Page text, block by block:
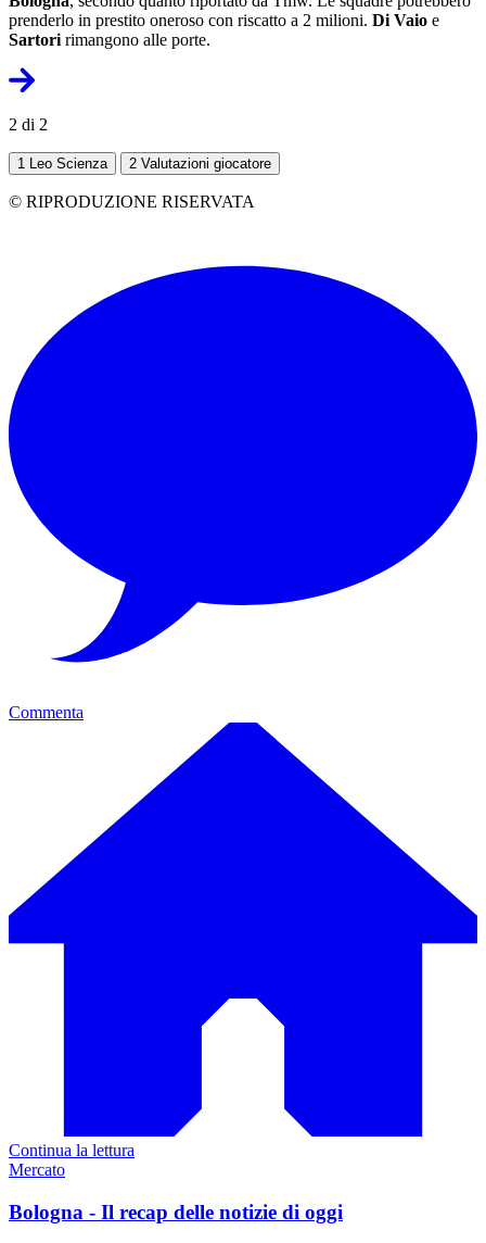
prenderlo in prestito oneroso con riscatto a 2 milioni. Di Vaio e
Sartori rimangono alle porte.
2 di 2
1 Leo Scienza 2 Valutazioni giocatore
© RIPRODUZIONE RISERVATA
Commenta
Continua la lettura
Mercato
Bologna - Il recap delle notizie di oggi